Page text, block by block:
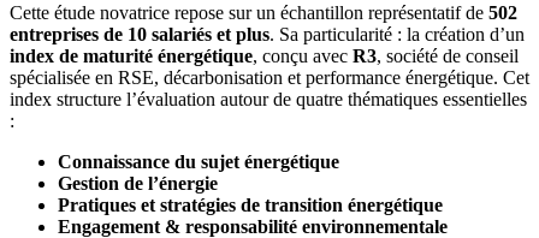
Cette étude novatrice repose sur un échantillon représentatif de 502
entreprises de 10 salariés et plus. Sa particularité : la création d’un
index de maturité énergétique, conçu avec R3, société de conseil
spécialisée en RSE, décarbonisation et performance énergétique. Cet
index structure l’évaluation autour de quatre thématiques essentielles
:
Connaissance du sujet énergétique
Gestion de l’énergie
Pratiques et stratégies de transition énergétique
Engagement & responsabilité environnementale